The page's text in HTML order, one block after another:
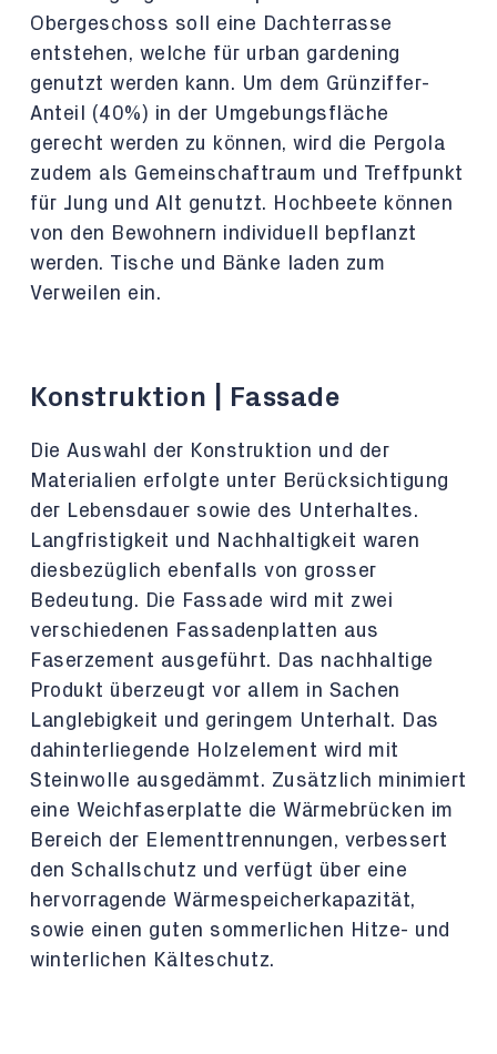
Obergeschoss soll eine Dachterrasse
entstehen, welche für urban gardening
genutzt werden kann. Um dem Grünziffer-
Anteil (40%) in der Umgebungsfläche
gerecht werden zu können, wird die Pergola
zudem als Gemeinschaftraum und Treffpunkt
für Jung und Alt genutzt. Hochbeete können
von den Bewohnern individuell bepflanzt
werden. Tische und Bänke laden zum
Verweilen ein.
Konstruktion | Fassade
Die Auswahl der Konstruktion und der
Materialien erfolgte unter Berücksichtigung
der Lebensdauer sowie des Unterhaltes.
Langfristigkeit und Nachhaltigkeit waren
diesbezüglich ebenfalls von grosser
Bedeutung. Die Fassade wird mit zwei
verschiedenen Fassadenplatten aus
Faserzement ausgeführt. Das nachhaltige
Produkt überzeugt vor allem in Sachen
Langlebigkeit und geringem Unterhalt. Das
dahinterliegende Holzelement wird mit
Steinwolle ausgedämmt. Zusätzlich minimiert
eine Weichfaserplatte die Wärmebrücken im
Bereich der Elementtrennungen, verbessert
den Schallschutz und verfügt über eine
hervorragende Wärmespeicherkapazität,
sowie einen guten sommerlichen Hitze- und
winterlichen Kälteschutz.